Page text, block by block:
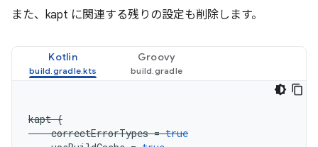
また、kapt に関連する残りの設定も削除します。
Kotlin Groovy
kapt {
correctErrorTypes = true